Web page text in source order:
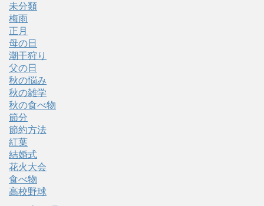
未分類
梅雨
正月
母の日
潮干狩り
父の日
秋の悩み
秋の雑学
秋の食べ物
節分
節約方法
紅葉
結婚式
花火大会
食べ物
高校野球